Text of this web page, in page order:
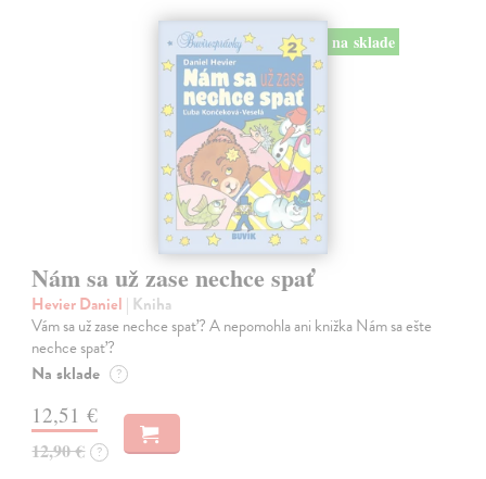
na sklade
Nám sa už zase nechce spať
Hevier Daniel | Kniha
Vám sa už zase nechce spať? A nepomohla ani knižka Nám sa ešte
nechce spať?
Na sklade ?
12,51 €
12,90 € ?